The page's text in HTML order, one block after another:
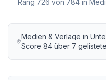
Rang 726 von 784 in
Medien & Verlage in
Score84 über 7